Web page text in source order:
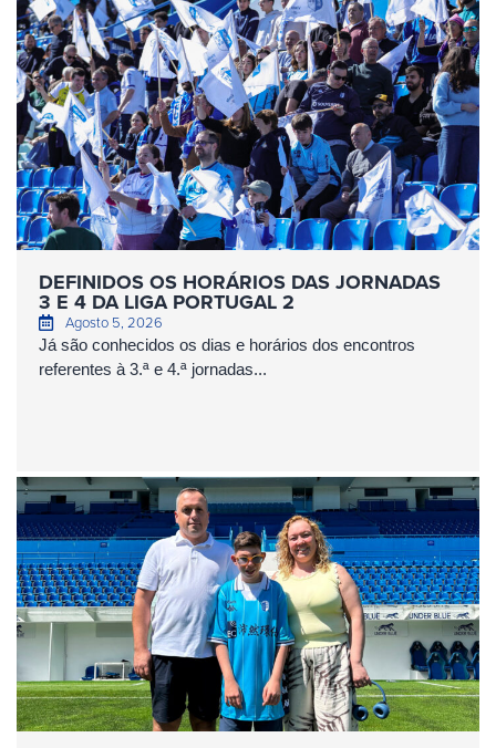
DEFINIDOS OS HORÁRIOS DAS JORNADAS
3 E 4 DA LIGA PORTUGAL 2
Agosto 5, 2026
Já são conhecidos os dias e horários dos encontros
referentes à 3.ª e 4.ª jornadas...